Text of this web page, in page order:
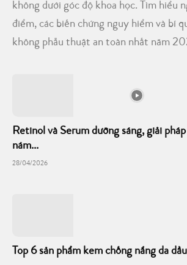
không dưới góc độ khoa học. Tìm hiểu
điểm, các biến chứng nguy hiểm và bí
không phẫu thuật an toàn nhất năm
Retinol và Serum dưỡng sáng, giải
nám...
28/04/2026
Top 6 sản phẩm kem chống nắng da